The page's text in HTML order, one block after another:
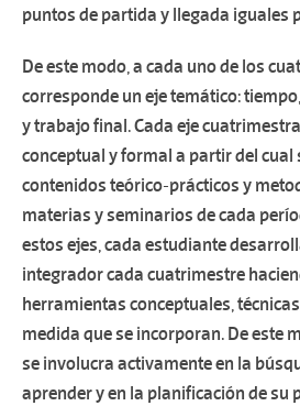
puntos de partida y llegada iguales
De este modo, a cada uno de los
corresponde un eje temático:
y trabajo final. Cada eje
conceptual y formal a partir del cual
contenidos teórico-prácticos y
materias y seminarios de cada
estos ejes, cada estudiante
integrador cada cuatrimestre
herramientas conceptuales,
medida que se incorporan. De este
se involucra activamente en la
aprender y en la planificación de su